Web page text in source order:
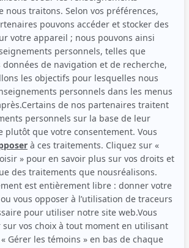
commente cette
Loto-Québec dont tout
coup pour souligner les 50 ans de